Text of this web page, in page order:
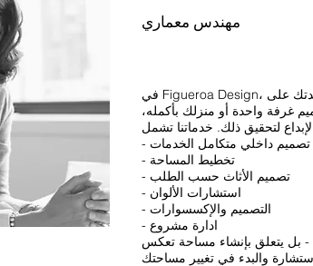
مهندس معماري
في Figueroa Design، نقدم مجموعة كاملة من خدمات التصميم الداخلي لمساعدتك على
غرفة واحدة أو منزلك بأكمله،
- تصميم داخلي متكامل الخدمات
- تخطيط المساحة
- تصميم الأثاث حسب الطلب
- استشارات الألوان
- التصميم والإكسسوارات
- ادارة مشروع
- بل يتعلق بإنشاء مساحة تعكس